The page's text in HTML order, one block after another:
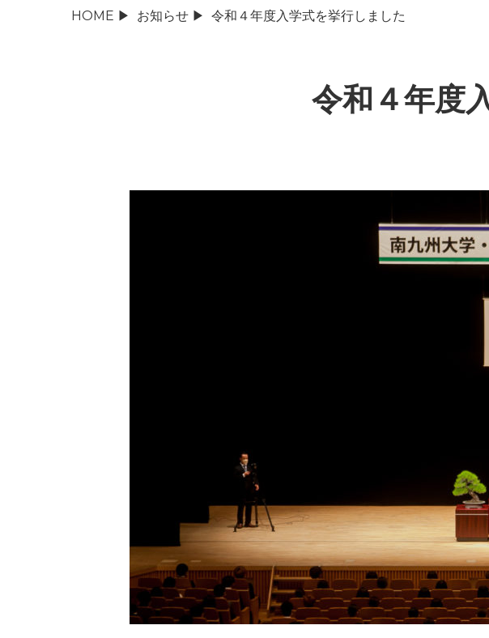
HOME ▶ お知らせ ▶ 令和４年度入学式を挙行しました
令和４年度